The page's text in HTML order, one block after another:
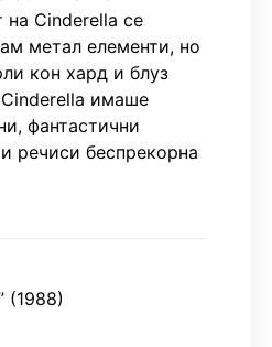
на Cinderella се
метал елементи, но
кон хард и блуз
имаше
фантастични
речиси беспрекорна
(1988)